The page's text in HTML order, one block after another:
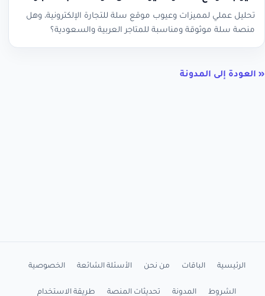
تحليل عملي لمميزات وعيوب موقع سلة للتجارة الإلكترونية، وهل
منصة سلة موثوقة ومناسبة للمتاجر العربية والسعودية؟
« العودة إلى المدونة
الرئيسية الباقات من نحن الأسئلة الشائعة الخصوصية
الشروط المدونة تحديثات المنصة طريقة الاستخدام